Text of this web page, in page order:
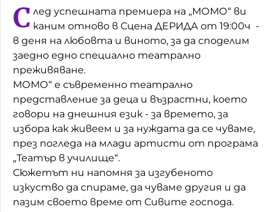
Къщата
Златната ябълка
Непознатите думи
Като Айнщайн
Домашен любимец
Питаме Ви
До ре ми
С лед успешната премиера на „МОМО“ ви
каним отново в Сцена ДЕРИДА от 19:00ч -
в деня на любовта и виното, за да споделим
заедно едно специално театрално
преживяване.
МОМО“ е съвременно театрално
представление за деца и възрастни, което
говори на днешния език - за времето, за
избора как живеем и за нуждата да се чуваме,
през погледа на млади артисти от програма
„Театър в училище“.
Сюжетът ни напомня за изгубеното
изкуство да спираме, да чуваме другия и да
пазим своето време от Сивите господа.